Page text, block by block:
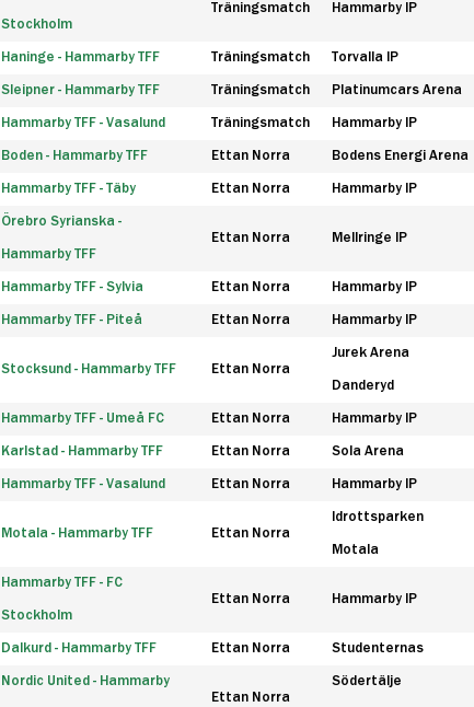
Stockholm
Träningsmatch Hammarby IP
Haninge - Hammarby TFF Träningsmatch Torvalla IP
Sleipner - Hammarby TFF Träningsmatch Platinumcars Arena
Hammarby TFF - Vasalund Träningsmatch Hammarby IP
Boden - Hammarby TFF Ettan Norra Bodens Energi Arena
Hammarby TFF - Täby Ettan Norra Hammarby IP
Örebro Syrianska -
Hammarby TFF
Ettan Norra Mellringe IP
Hammarby TFF - Sylvia Ettan Norra Hammarby IP
Hammarby TFF - Piteå Ettan Norra Hammarby IP
Stocksund - Hammarby TFF Ettan Norra
Jurek Arena
Danderyd
Hammarby TFF - Umeå FC Ettan Norra Hammarby IP
Karlstad - Hammarby TFF Ettan Norra Sola Arena
Hammarby TFF - Vasalund Ettan Norra Hammarby IP
Motala - Hammarby TFF Ettan Norra
Idrottsparken
Motala
Hammarby TFF - FC
Stockholm
Ettan Norra Hammarby IP
Dalkurd - Hammarby TFF Ettan Norra Studenternas
Nordic United - Hammarby
Ettan Norra
Södertälje